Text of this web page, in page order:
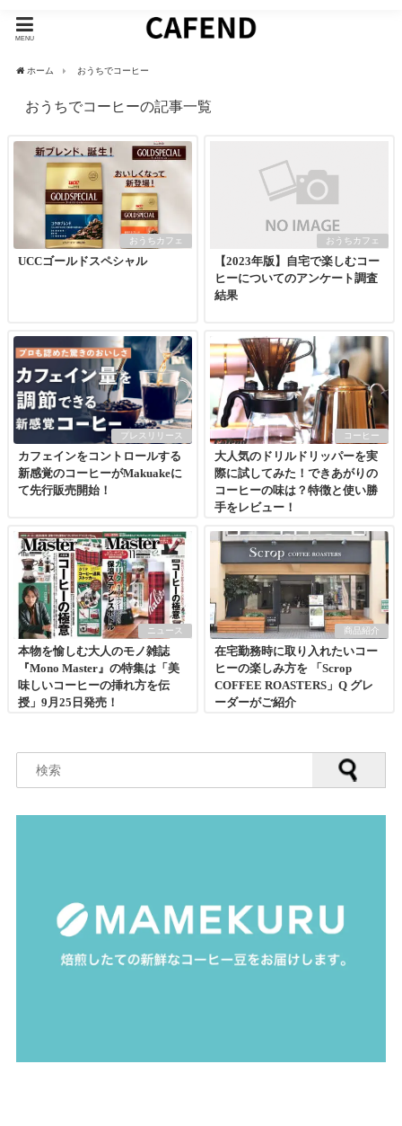
MENU
ホーム おうちでコーヒー
おうちでコーヒーの記事一覧
おうちカフェ
UCCゴールドスペシャル
おうちカフェ
【2023年版】自宅で楽しむコー
ヒーについてのアンケート調査
結果
プレスリリース
カフェインをコントロールする
新感覚のコーヒーがMakuakeに
て先行販売開始！
コーヒー
大人気のドリルドリッパーを実
際に試してみた！できあがりの
コーヒーの味は？特徴と使い勝
手をレビュー！
ニュース
本物を愉しむ大人のモノ雑誌
『Mono Master』の特集は「美
味しいコーヒーの挿れ方を伝
授」9月25日発売！
商品紹介
在宅勤務時に取り入れたいコー
ヒーの楽しみ方を 「Scrop
COFFEE ROASTERS」Q グレ
ーダーがご紹介